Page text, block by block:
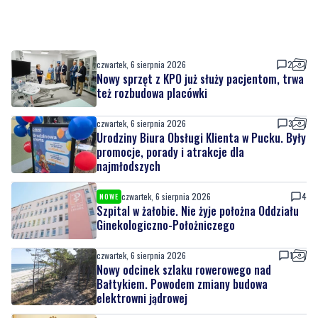
czwartek, 6 sierpnia 2026 2
Nowy sprzęt z KPO już służy pacjentom, trwa
też rozbudowa placówki
czwartek, 6 sierpnia 2026 3
Urodziny Biura Obsługi Klienta w Pucku. Były
promocje, porady i atrakcje dla
najmłodszych
NOWE czwartek, 6 sierpnia 2026 4
Szpital w żałobie. Nie żyje położna Oddziału
Ginekologiczno-Położniczego
czwartek, 6 sierpnia 2026 1
Nowy odcinek szlaku rowerowego nad
Bałtykiem. Powodem zmiany budowa
elektrowni jądrowej